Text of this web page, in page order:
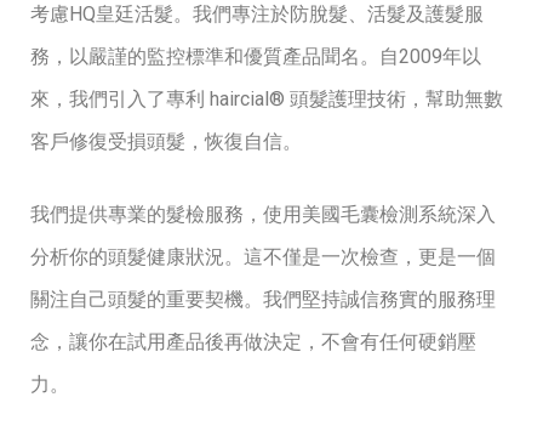
考慮HQ皇廷活髮。我們專注於防脫髮、活髮及護髮服
務，以嚴謹的監控標準和優質產品聞名。自2009年以
來，我們引入了專利 haircial® 頭髮護理技術，幫助無數
客戶修復受損頭髮，恢復自信。
我們提供專業的髮檢服務，使用美國毛囊檢測系統深入
分析你的頭髮健康狀況。這不僅是一次檢查，更是一個
關注自己頭髮的重要契機。我們堅持誠信務實的服務理
念，讓你在試用產品後再做決定，不會有任何硬銷壓
力。